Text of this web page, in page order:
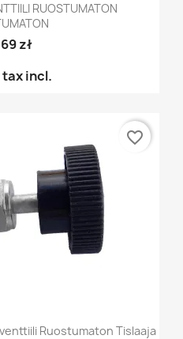
RUOSTUMATON
zł
tax incl.
Ruostumaton Tislaaja
favorite_border